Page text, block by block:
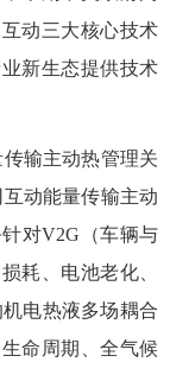
动三大核心技术
新生态提供技术
输主动热管理关
动能量传输主动
对V2G（车辆与
耗、电池老化、
电热液多场耦合
命周期、全气候